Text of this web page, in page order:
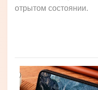
отрытом состоянии.